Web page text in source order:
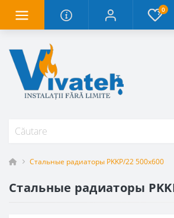
0
Стальные радиаторы PKKP/22 500x600
Стальные радиаторы